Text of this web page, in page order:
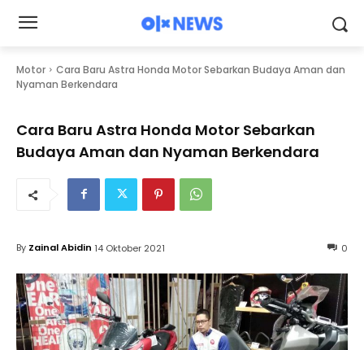
Motor
Cara Baru Astra Honda Motor Sebarkan Budaya Aman dan
Nyaman Berkendara
Cara Baru Astra Honda Motor Sebarkan
Budaya Aman dan Nyaman Berkendara
0
By Zainal Abidin 14 Oktober 2021